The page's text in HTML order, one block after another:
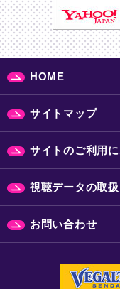
HOME
サイトマップ
サイトのご利用
視聴データの取
お問い合わせ